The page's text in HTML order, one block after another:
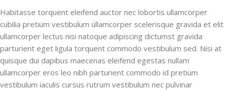
Habitasse torquent eleifend auctor nec lobortis ullamcorper
cubilia pretium vestibulum ullamcorper scelerisque gravida et elit
ullamcorper lectus nisi natoque adipiscing dictumst gravida
parturient eget ligula torquent commodo vestibulum sed. Nisi at
quisque dui dapibus maecenas eleifend egestas nullam
ullamcorper eros leo nibh parturient commodo id pretium
vestibulum iaculis cursus rutrum vestibulum nec pulvinar